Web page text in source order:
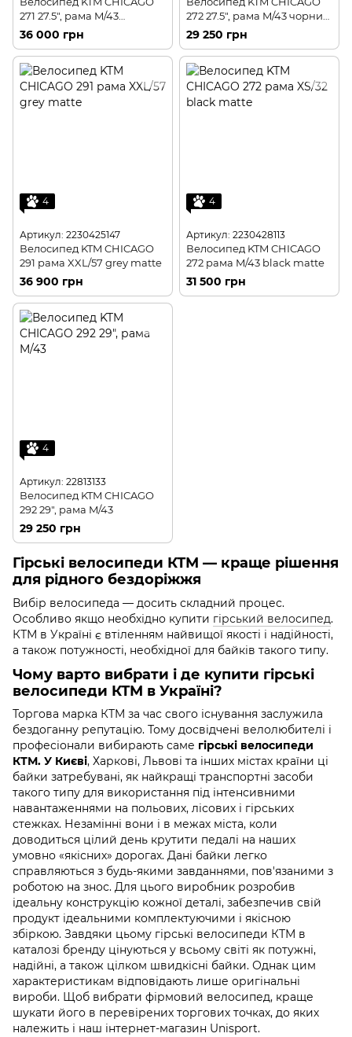
271 27.5", рама M/43
помаранчевий
36 000 грн
272 27.5", рама M/43 чорний
матовий
29 250 грн
4
Артикул: 2230425147
Велосипед KTM CHICAGO
291 рама XXL/57 grey matte
36 900 грн
4
Артикул: 2230428113
Велосипед KTM CHICAGO
272 рама M/43 black matte
31 500 грн
4
Артикул: 22813133
Велосипед KTM CHICAGO
292 29", рама M/43
29 250 грн
Гірські велосипеди КТМ — краще рішення
для рідного бездоріжжя
Вибір велосипеда — досить складний процес.
Особливо якщо необхідно купити гірський велосипед.
КТМ в Україні є втіленням найвищої якості і надійності,
а також потужності, необхідної для байків такого типу.
Чому варто вибрати і де купити гірські
велосипеди КТМ в Україні?
Торгова марка КTM за час свого існування заслужила
бездоганну репутацію. Тому досвідчені велолюбителі і
професіонали вибирають саме гірські велосипеди
КТМ. У Києві, Харкові, Львові та інших містах країни ці
байки затребувані, як найкращі транспортні засоби
такого типу для використання під інтенсивними
навантаженнями на польових, лісових і гірських
стежках. Незамінні вони і в межах міста, коли
доводиться цілий день крутити педалі на наших
умовно «якісних» дорогах. Дані байки легко
справляються з будь-якими завданнями, пов'язаними з
роботою на знос. Для цього виробник розробив
ідеальну конструкцію кожної деталі, забезпечив свій
продукт ідеальними комплектуючими і якісною
збіркою. Завдяки цьому гірські велосипеди КТМ в
каталозі бренду цінуються у всьому світі як потужні,
надійні, а також цілком швидкісні байки. Однак цим
характеристикам відповідають лише оригінальні
вироби. Щоб вибрати фірмовий велосипед, краще
шукати його в перевірених торгових точках, до яких
належить і наш інтернет-магазин Unisport.